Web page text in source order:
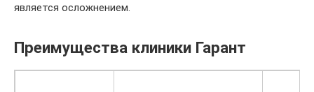
является осложнением.
Преимущества клиники Гарант